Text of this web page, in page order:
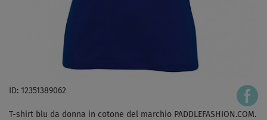
ID: 12351389062
T-shirt blu da donna in cotone del marchio PADDLEFASHION.COM.